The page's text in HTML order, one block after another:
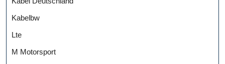
Kabelbw
Lte
M Motorsport